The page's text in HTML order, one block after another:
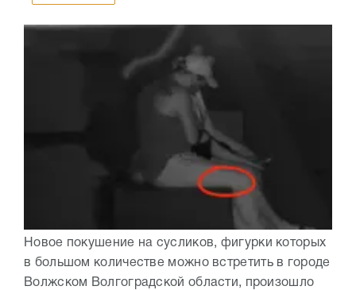
Новое покушение на сусликов, фигурки которых
в большом количестве можно встретить в городе
Волжском Волгоградской области, произошло